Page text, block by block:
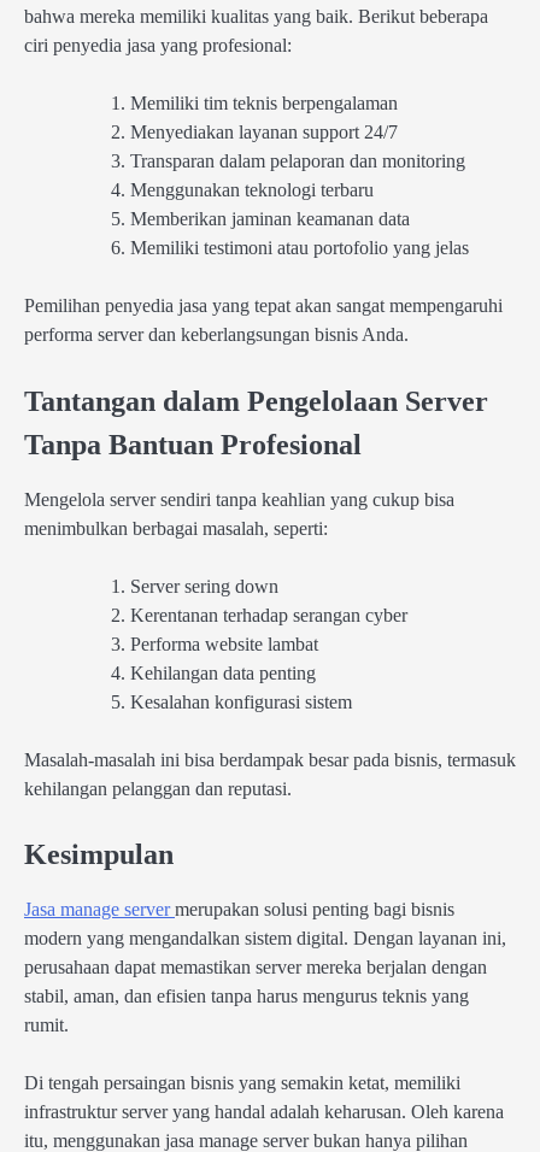
bahwa mereka memiliki kualitas yang baik. Berikut beberapa
ciri penyedia jasa yang profesional:
Memiliki tim teknis berpengalaman
Menyediakan layanan support 24/7
Transparan dalam pelaporan dan monitoring
Menggunakan teknologi terbaru
Memberikan jaminan keamanan data
Memiliki testimoni atau portofolio yang jelas
Pemilihan penyedia jasa yang tepat akan sangat mempengaruhi
performa server dan keberlangsungan bisnis Anda.
Tantangan dalam Pengelolaan Server
Tanpa Bantuan Profesional
Mengelola server sendiri tanpa keahlian yang cukup bisa
menimbulkan berbagai masalah, seperti:
Server sering down
Kerentanan terhadap serangan cyber
Performa website lambat
Kehilangan data penting
Kesalahan konfigurasi sistem
Masalah-masalah ini bisa berdampak besar pada bisnis, termasuk
kehilangan pelanggan dan reputasi.
Kesimpulan
Jasa manage servermerupakan solusi penting bagi bisnis
modern yang mengandalkan sistem digital. Dengan layanan ini,
perusahaan dapat memastikan server mereka berjalan dengan
stabil, aman, dan efisien tanpa harus mengurus teknis yang
rumit.
Di tengah persaingan bisnis yang semakin ketat, memiliki
infrastruktur server yang handal adalah keharusan. Oleh karena
itu, menggunakan jasa manage server bukan hanya pilihan